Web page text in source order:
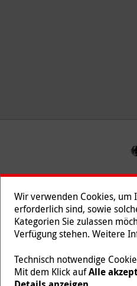
Folgen
Malteser
218/5990/0018).
Wir verwenden Cookies, um
erforderlich sind, sowie
Kategorien Sie zulassen
Verfügung stehen. Weitere
Technisch notwendige
Mit dem Klick aufAlle